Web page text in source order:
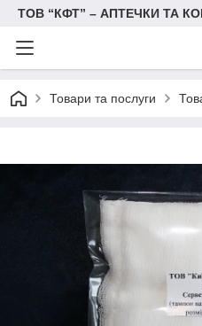
ТОВ “КФТ” – АПТЕЧКИ ТА
Товари та послуги